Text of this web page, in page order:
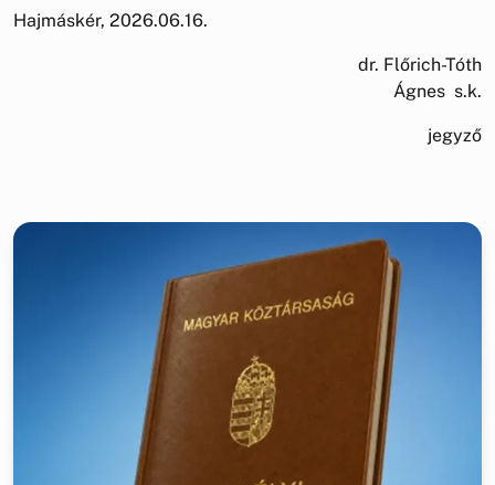
Hajmáskér, 2026.06.16.
dr. Flőrich-Tóth
Ágnes s.k.
jegyző